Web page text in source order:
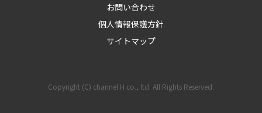
お問い合わせ
個人情報保護方針
サイトマップ
Copyright (C) channel H co., ltd. All Rights Reserved.